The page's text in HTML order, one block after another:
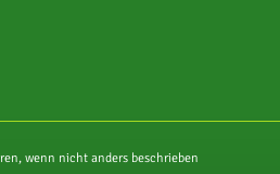
wenn nicht anders beschrieben